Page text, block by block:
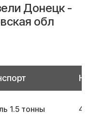
Донецк -
обл
1.5 тонны